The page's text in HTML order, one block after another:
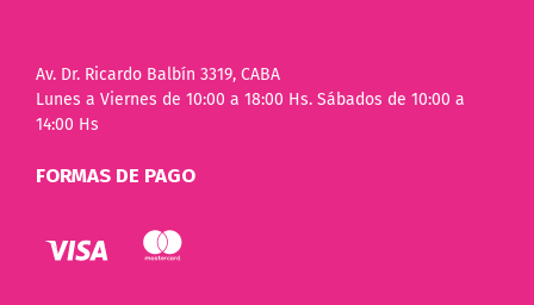
Av. Dr. Ricardo Balbín 3319, CABA
Lunes a Viernes de 10:00 a 18:00 Hs. Sábados de 10:00 a
14:00 Hs
FORMAS DE PAGO